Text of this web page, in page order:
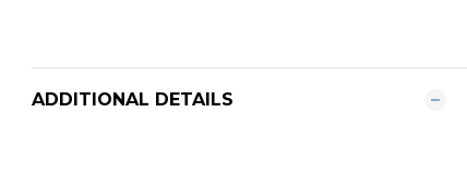
ADDITIONAL DETAILS